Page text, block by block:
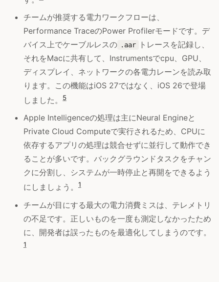
チームが推奨する電力ワークフローは、
Performance TraceのPower Profilerモードです。デ
バイス上でケーブルレスの .aar
トレースを記録し、
それをMacに共有して、Instrumentsでcpu、GPU、
ディスプレイ、ネットワークの各電力レーンを読み取
ります。この機能はiOS 27ではなく、iOS 26で登場
しました。
5
Apple Intelligenceの処理は主にNeural Engineと
Private Cloud Computeで実行されるため、CPUに
依存するアプリの処理は競合せずに並行して動作でき
ることが多いです。バックグラウンドタスクをチャン
クに分割し、システムが一時停止と再開をできるよう
にしましょう。
1
チームが目にする最大の電力消費ミスは、テレメトリ
の不足です。正しいものを一度も測定しなかったため
に、開発者は誤ったものを最適化してしまうのです。
1